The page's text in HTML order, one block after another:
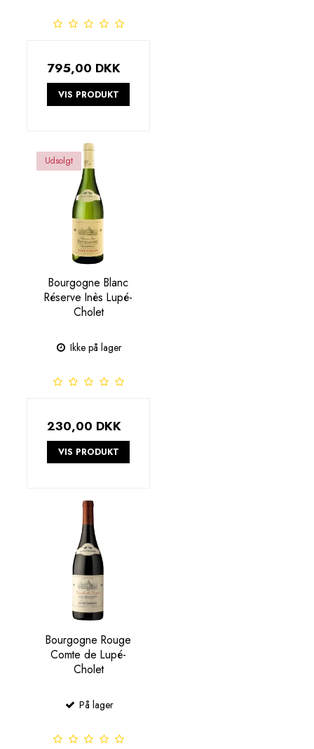
795,00 DKK
VIS PRODUKT
Udsolgt
Bourgogne Blanc
Réserve Inès Lupé-
Cholet
Ikke på lager
230,00 DKK
VIS PRODUKT
Bourgogne Rouge
Comte de Lupé-
Cholet
På lager